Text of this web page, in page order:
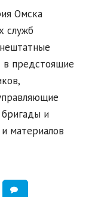
Омска
служб
в предстоящие
и
материалов